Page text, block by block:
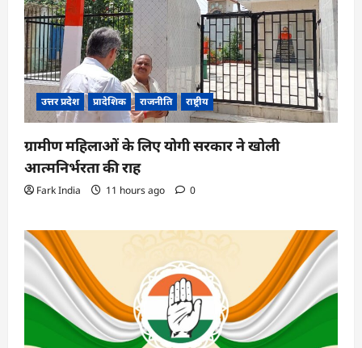
उत्तर प्रदेश प्रादेशिक राजनीति राष्ट्रीय
ग्रामीण महिलाओं के लिए योगी सरकार ने खोली
आत्मनिर्भरता की राह
Fark India 11 hours ago 0